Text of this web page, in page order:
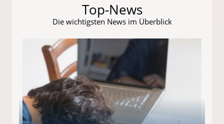
Top-News
Die wichtigsten News im Überblick